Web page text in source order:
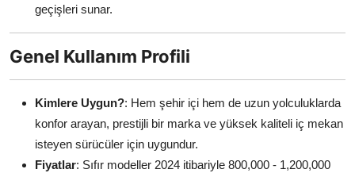
geçişleri sunar.
Genel Kullanım Profili
Kimlere Uygun?: Hem şehir içi hem de uzun yolculuklarda
konfor arayan, prestijli bir marka ve yüksek kaliteli iç mekan
isteyen sürücüler için uygundur.
Fiyatlar: Sıfır modeller 2024 itibariyle 800,000 - 1,200,000